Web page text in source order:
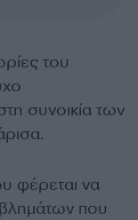
του
συνοικία των
φέρεται να
που